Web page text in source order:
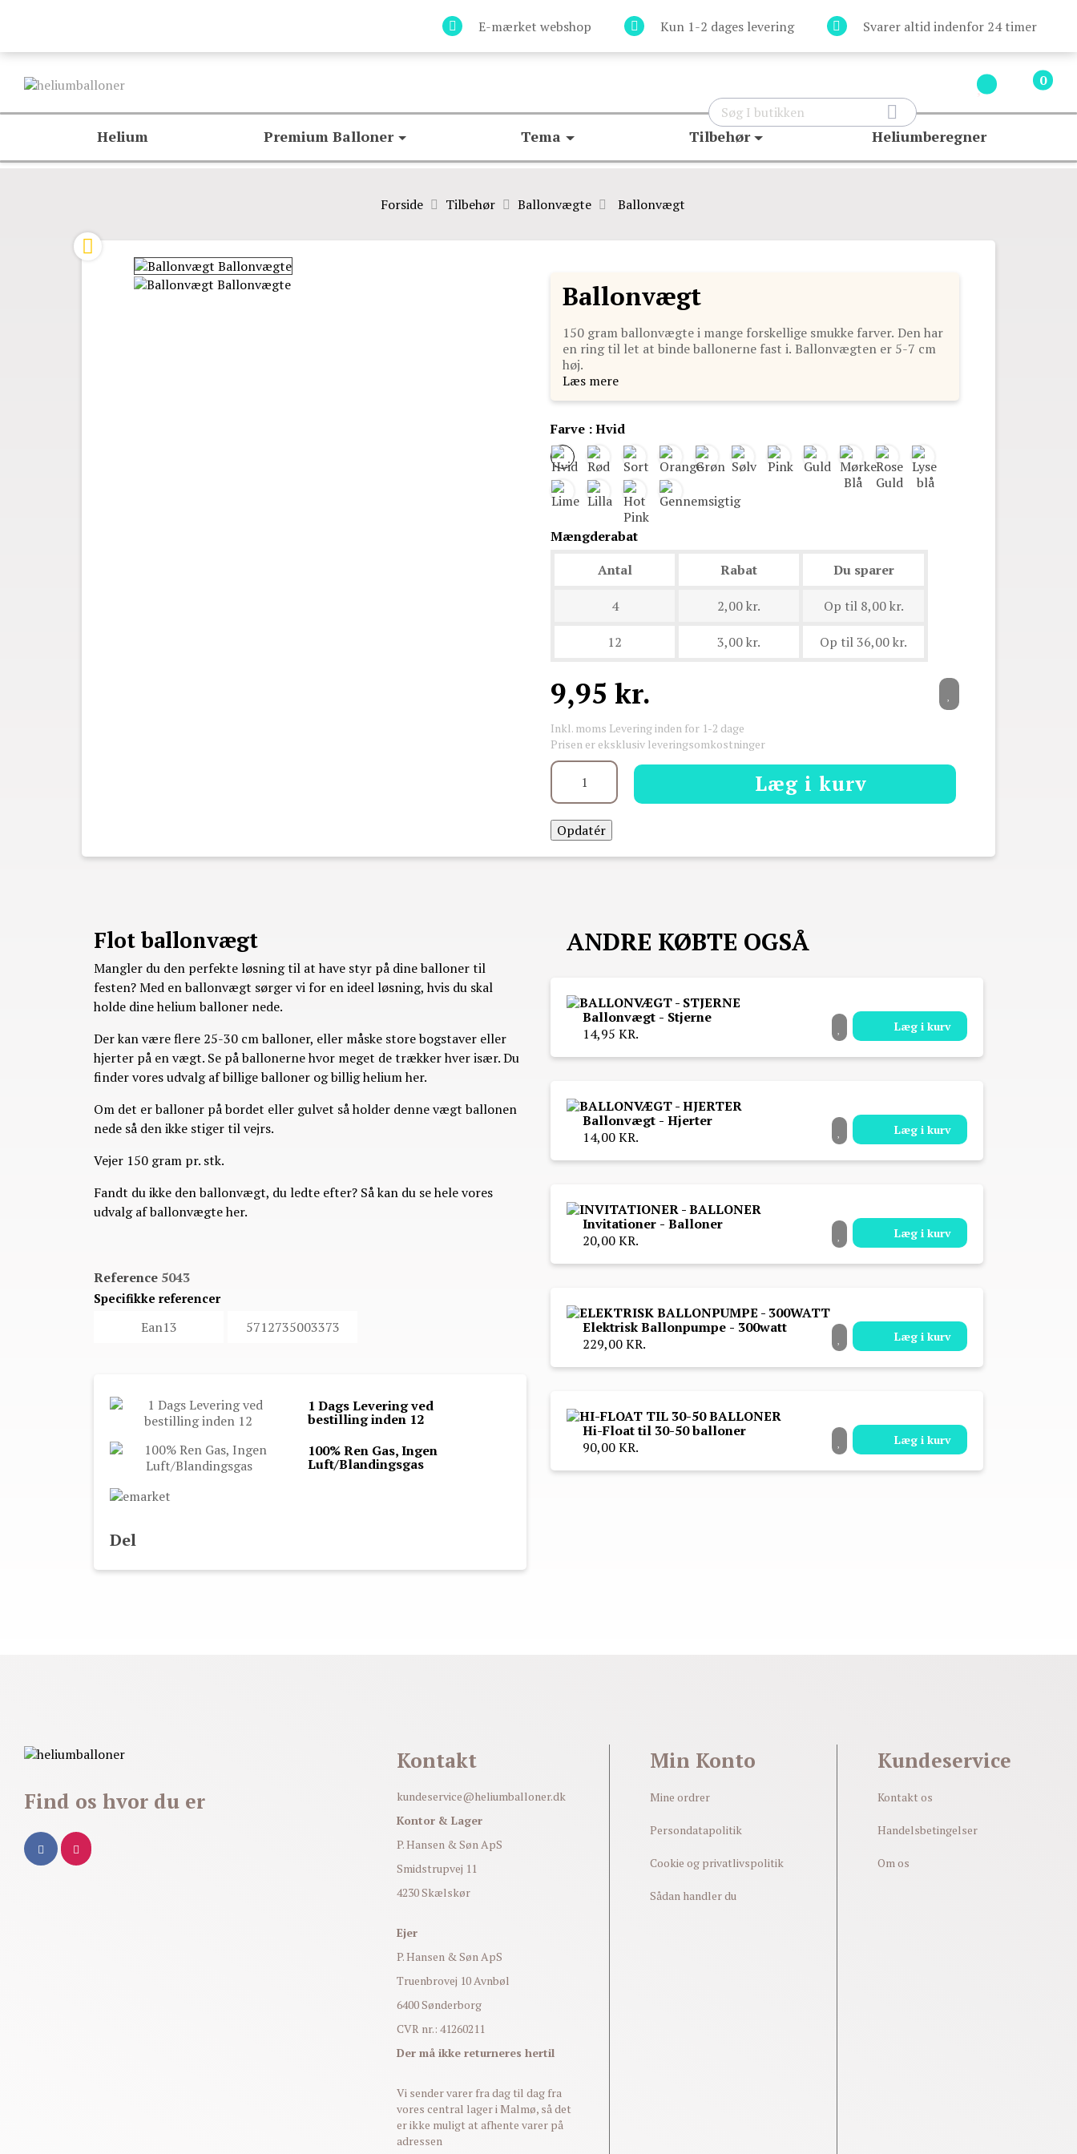
E-mærket webshop Kun 1-2 dages levering Svarer altid indenfor 24 timer
0
Helium Premium Balloner Tema Tilbehør Heliumberegner

Forside Tilbehør Ballonvægte Ballonvægt

Ballonvægt
150 gram ballonvægte i mange forskellige smukke farver. Den har
en ring til let at binde ballonerne fast i. Ballonvægten er 5-7 cm
høj.
Læs mere
Farve : Hvid
Mængderabat
Antal
Rabat Du sparer
4 2,00 kr. Op til 8,00 kr.
12 3,00 kr. Op til 36,00 kr.
9,95 kr.
Inkl. moms Levering inden for 1-2 dage
Prisen er eksklusiv leveringsomkostninger
Læg i kurv
Flot ballonvægt
Mangler du den perfekte løsning til at have styr på dine balloner til
festen? Med en ballonvægt sørger vi for en ideel løsning, hvis du skal
holde dine helium balloner nede.
Der kan være flere 25-30 cm balloner, eller måske store bogstaver eller
hjerter på en vægt. Se på ballonerne hvor meget de trækker hver især. Du
finder vores udvalg af billige balloner ogbillig helium her.
Om det er balloner på bordet eller gulvet så holder denne vægt ballonen
nede så den ikke stiger til vejrs.
Vejer 150 gram pr. stk.
Fandt du ikke den ballonvægt, du ledte efter? Så kan du se hele vores
udvalg af ballonvægteher.
Reference 5043
Specifikke referencer
Ean13 5712735003373
1 Dags Levering ved
bestilling inden 12
100% Ren Gas, Ingen
Luft/Blandingsgas
Del
ANDRE KØBTE OGSÅ
Ballonvægt - Stjerne
14,95 KR.
Læg i kurv
Ballonvægt - Hjerter
14,00 KR.
Læg i kurv
Invitationer - Balloner
20,00 KR.
Læg i kurv
Elektrisk Ballonpumpe - 300watt
229,00 KR.
Læg i kurv
Hi-Float til 30-50 balloner
90,00 KR.
Læg i kurv
Find os hvor du er
Kontakt
kundeservice@heliumballoner.dk
Kontor & Lager
P. Hansen & Søn ApS
Smidstrupvej 11
4230 Skælskør
Ejer
P. Hansen & Søn ApS
Truenbrovej 10 Avnbøl
6400 Sønderborg
CVR nr.: 41260211
Der må ikke returneres hertil
Vi sender varer fra dag til dag fra
vores central lager i Malmø, så det
er ikke muligt at afhente varer på
adressen
Min Konto
Mine ordrer
Persondatapolitik
Cookie og privatlivspolitik
Sådan handler du
Kundeservice
Kontakt os
Handelsbetingelser
Om os